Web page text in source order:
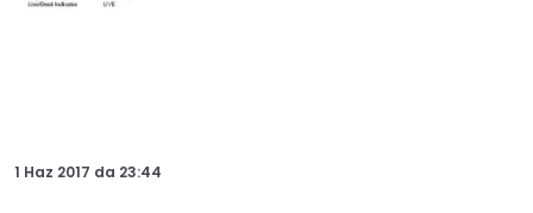
1 Haz 2017 da 23:44